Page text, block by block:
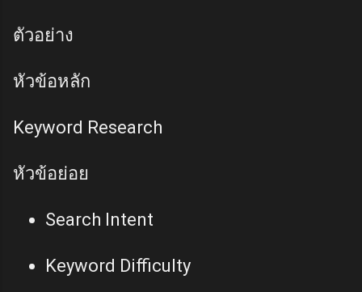
ตัวอย่าง
หัวข้อหลัก
Keyword Research
หัวข้อย่อย
Search Intent
Keyword Difficulty